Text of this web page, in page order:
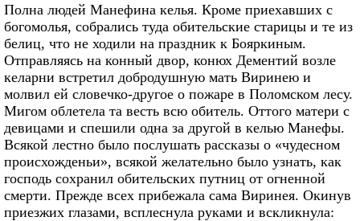
Полна людей Манефина келья. Кроме приехавших с
богомолья, собрались туда обительские старицы и те из
белиц, что не ходили на праздник к Бояркиным.
Отправляясь на конный двор, конюх Дементий возле
келарни встретил добродушную мать Виринею и
молвил ей словечко-другое о пожаре в Поломском лесу.
Мигом облетела та весть всю обитель. Оттого матери с
девицами и спешили одна за другой в келью Манефы.
Всякой лестно было послушать рассказы о «чудесном
происхожденьи», всякой желательно было узнать, как
господь сохранил обительских путниц от огненной
смерти. Прежде всех прибежала сама Виринея. Окинув
приезжих глазами, всплеснула руками и вскликнула: